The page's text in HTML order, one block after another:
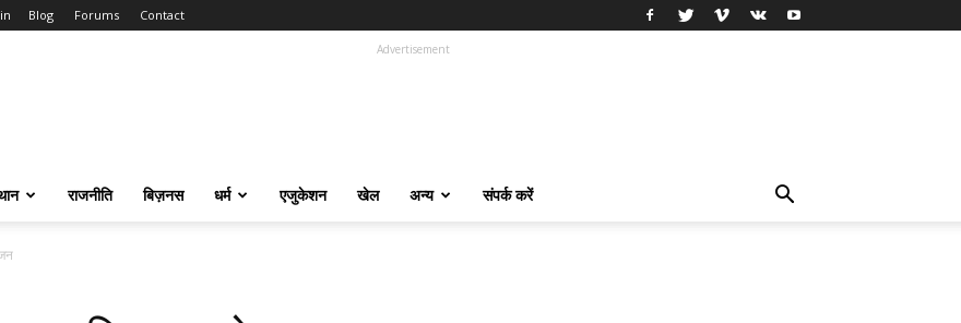
Blog Forums Contact
Advertisement
राजनीति बिज़नस धर्म एजुकेशन खेल अन्य संपर्क करें